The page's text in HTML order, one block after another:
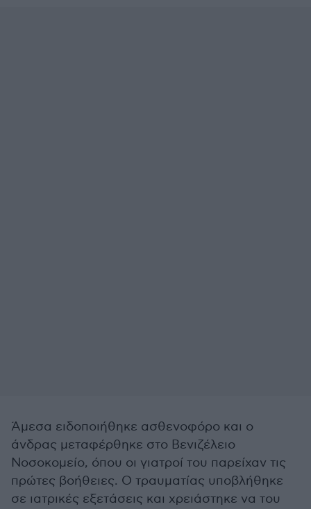
Άμεσα ειδοποιήθηκε ασθενοφόρο και ο
άνδρας μεταφέρθηκε στο Βενιζέλειο
Νοσοκομείο, όπου οι γιατροί του παρείχαν τις
πρώτες βοήθειες. Ο τραυματίας υποβλήθηκε
σε ιατρικές εξετάσεις και χρειάστηκε να του